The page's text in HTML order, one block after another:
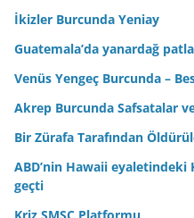
İkizler Burcunda Yeniay
Guatemala’da yanardağ
Venüs Yengeç Burcunda –
Akrep Burcunda Safsatalar
Bir Zürafa Tarafından
ABD’nin Hawaii eyaletindeki
geçti